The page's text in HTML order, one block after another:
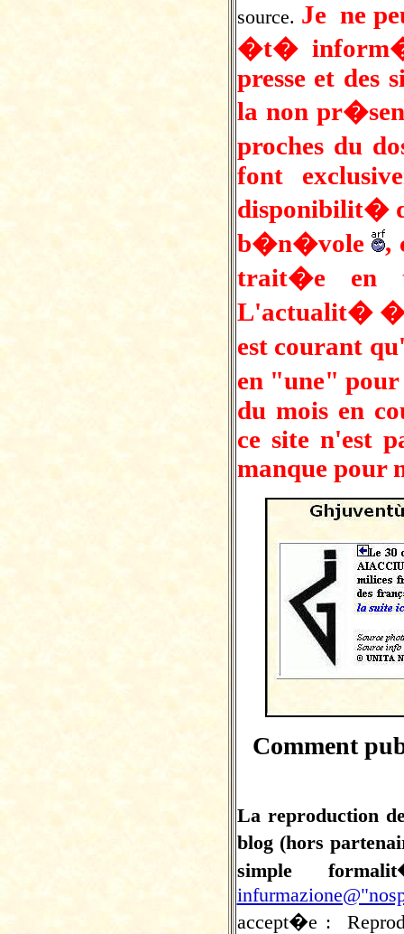
source. Je ne
�t� inform�
presse et des
la non
proches du
font
disponibilit�
b�n�vole ,
trait�e en
L'actualit�
est courant
en "une"
du mois en
ce site n'est
manque pour
Comment
La reproduction
blog (hors
simple
accept�e :